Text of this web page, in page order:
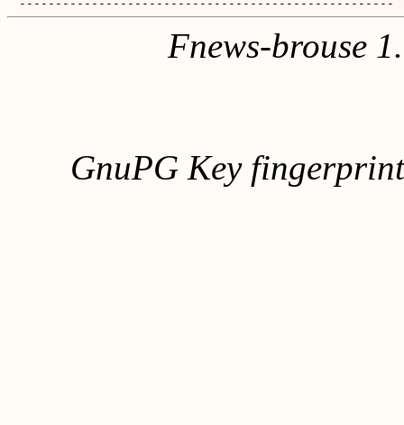
Fnews-brouse
GnuPG Key